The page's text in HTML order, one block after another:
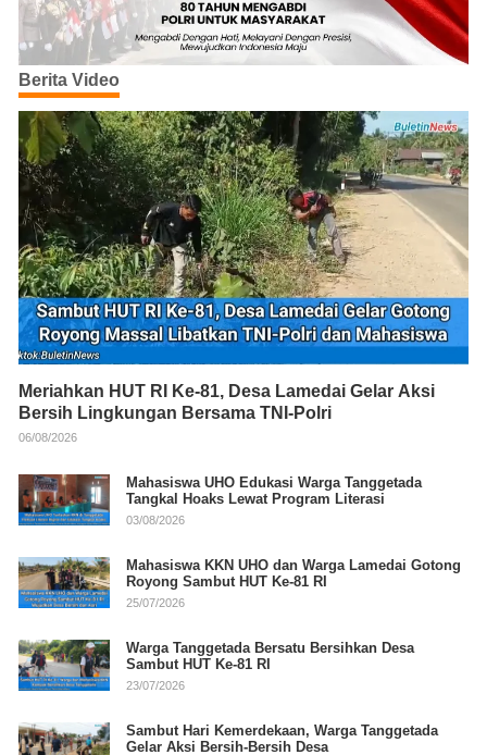
Berita Video
Meriahkan HUT RI Ke-81, Desa Lamedai Gelar Aksi
Bersih Lingkungan Bersama TNI-Polri
06/08/2026
Mahasiswa UHO Edukasi Warga Tanggetada
Tangkal Hoaks Lewat Program Literasi
03/08/2026
Mahasiswa KKN UHO dan Warga Lamedai Gotong
Royong Sambut HUT Ke-81 RI
25/07/2026
Warga Tanggetada Bersatu Bersihkan Desa
Sambut HUT Ke-81 RI
23/07/2026
Sambut Hari Kemerdekaan, Warga Tanggetada
Gelar Aksi Bersih-Bersih Desa